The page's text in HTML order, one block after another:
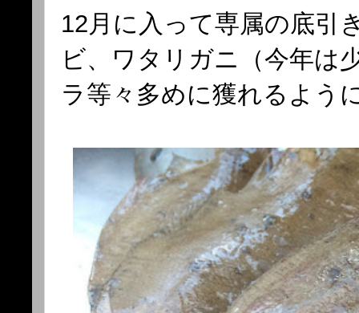
12月に入って専属の底引
ビ、ワタリガニ（今年は
ラ等々多めに獲れるよう